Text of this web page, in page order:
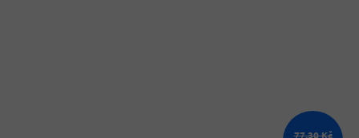
77,30 Kč